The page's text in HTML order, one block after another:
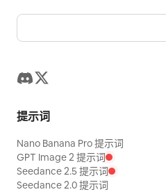
提示词
Nano Banana Pro 提示词
GPT Image 2 提示词
Seedance 2.5 提示词
Seedance 2.0 提示词